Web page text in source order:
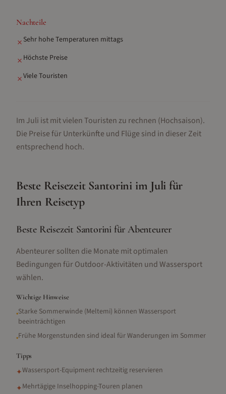
Nachteile
✗ Sehr hohe Temperaturen mittags
✗ Höchste Preise
✗Viele Touristen
Im Juli ist mit vielen Touristen zu rechnen (Hochsaison).
Die Preise für Unterkünfte und Flüge sind in dieser Zeit
entsprechend hoch.
Beste Reisezeit Santorini im Juli für
Ihren Reisetyp
Beste Reisezeit Santorini für Abenteurer
Abenteurer sollten die Monate mit optimalen
Bedingungen für Outdoor-Aktivitäten und Wassersport
wählen.
Wichtige Hinweise
•Starke Sommerwinde (Meltemi) können Wassersport
beeinträchtigen
•Frühe Morgenstunden sind ideal für Wanderungen im Sommer
Tipps
✦Wassersport-Equipment rechtzeitig reservieren
✦Mehrtägige Inselhopping-Touren planen